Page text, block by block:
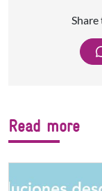
Share
Read more